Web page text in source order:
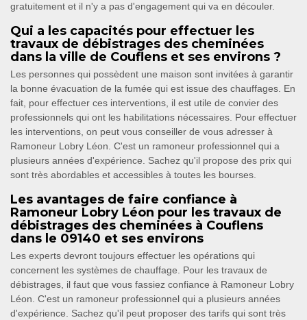
gratuitement et il n'y a pas d'engagement qui va en découler.
Qui a les capacités pour effectuer les
travaux de débistrages des cheminées
dans la ville de Couflens et ses environs ?
Les personnes qui possèdent une maison sont invitées à garantir
la bonne évacuation de la fumée qui est issue des chauffages. En
fait, pour effectuer ces interventions, il est utile de convier des
professionnels qui ont les habilitations nécessaires. Pour effectuer
les interventions, on peut vous conseiller de vous adresser à
Ramoneur Lobry Léon. C'est un ramoneur professionnel qui a
plusieurs années d'expérience. Sachez qu'il propose des prix qui
sont très abordables et accessibles à toutes les bourses.
Les avantages de faire confiance à
Ramoneur Lobry Léon pour les travaux de
débistrages des cheminées à Couflens
dans le 09140 et ses environs
Les experts devront toujours effectuer les opérations qui
concernent les systèmes de chauffage. Pour les travaux de
débistrages, il faut que vous fassiez confiance à Ramoneur Lobry
Léon. C'est un ramoneur professionnel qui a plusieurs années
d'expérience. Sachez qu'il peut proposer des tarifs qui sont très